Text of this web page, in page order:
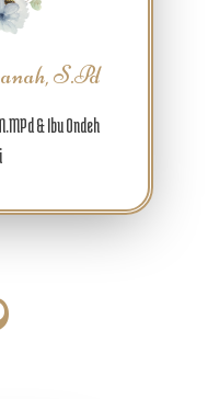
S.Pd
& Ibu Ondeh